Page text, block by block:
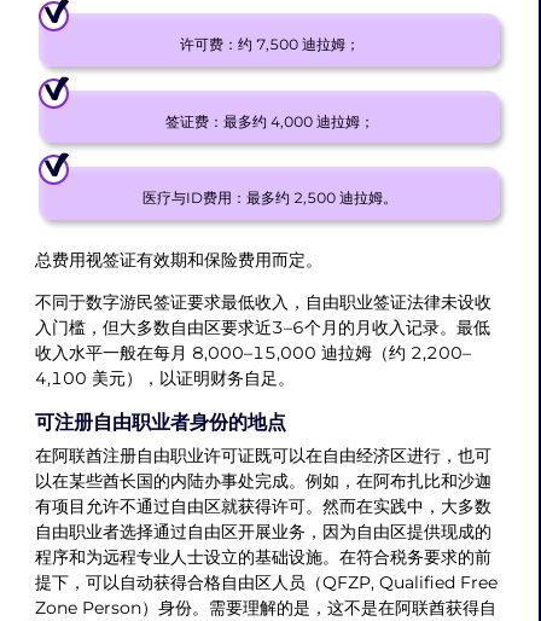
许可费：约 7,500 迪拉姆；
签证费：最多约 4,000 迪拉姆；
医疗与ID费用：最多约 2,500 迪拉姆。
总费用视签证有效期和保险费用而定。
不同于数字游民签证要求最低收入，自由职业签证法律未设收
入门槛，但大多数自由区要求近3–6个月的月收入记录。最低
收入水平一般在每月 8,000–15,000 迪拉姆（约 2,200–
4,100 美元），以证明财务自足。
可注册自由职业者身份的地点
在阿联酋注册自由职业许可证既可以在自由经济区进行，也可
以在某些酋长国的内陆办事处完成。例如，在阿布扎比和沙迦
有项目允许不通过自由区就获得许可。然而在实践中，大多数
自由职业者选择通过自由区开展业务，因为自由区提供现成的
程序和为远程专业人士设立的基础设施。在符合税务要求的前
提下，可以自动获得合格自由区人员（QFZP, Qualified Free
Zone Person）身份。需要理解的是，这不是在阿联酋获得自